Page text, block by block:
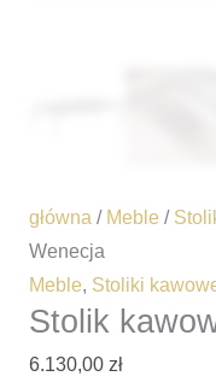
główna / Meble /
Wenecja
Meble, Stoliki
Stolik
6.130,00 zł